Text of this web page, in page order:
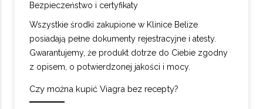
Bezpieczeństwo i certyfikaty
Wszystkie środki zakupione w Klinice Belize
posiadają pełne dokumenty rejestracyjne i atesty.
Gwarantujemy, że produkt dotrze do Ciebie zgodny
z opisem, o potwierdzonej jakości i mocy.
Czy można kupić Viagra bez recepty?